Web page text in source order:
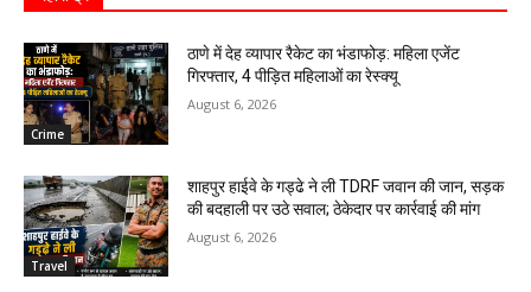
Crime
ठाणे में देह व्यापार रैकेट का भंडाफोड़: महिला एजेंट
गिरफ्तार, 4 पीड़ित महिलाओं का रेस्क्यू
August 6, 2026
Travel
शाहपुर हाईवे के गड्ढे ने ली TDRF जवान की जान, सड़क
की बदहाली पर उठे सवाल; ठेकेदार पर कार्रवाई की मांग
August 6, 2026